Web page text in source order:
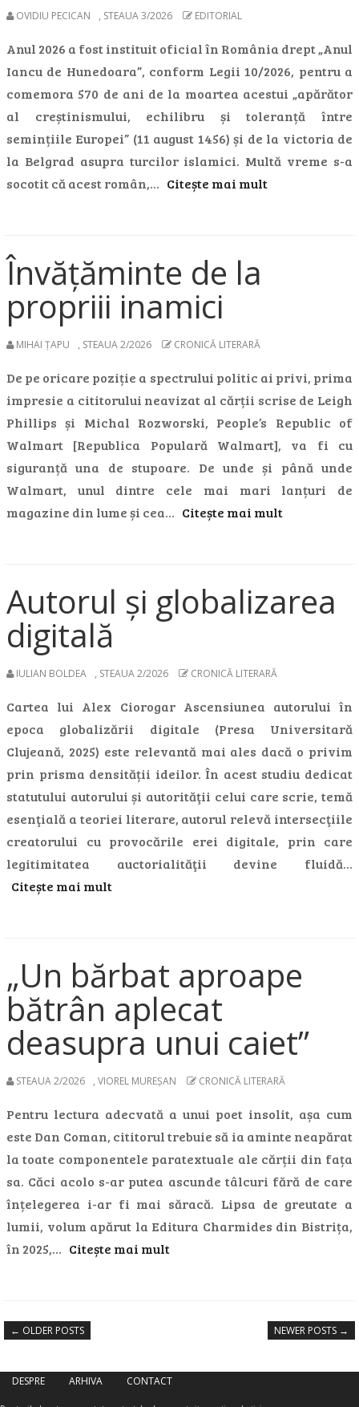
OVIDIU PECICAN , STEAUA 3/2026 EDITORIAL
Anul 2026 a fost instituit oficial în România drept „Anul
Iancu de Hunedoara”, conform Legii 10/2026, pentru a
comemora 570 de ani de la moartea acestui „apărător
al creștinismului, echilibru și toleranță între
semințiile Europei” (11 august 1456) și de la victoria de
la Belgrad asupra turcilor islamici. Multă vreme s-a
socotit că acest român,… Citește mai mult
Învățăminte de la
propriii inamici
MIHAI ȚAPU , STEAUA 2/2026 CRONICĂ LITERARĂ
De pe oricare poziție a spectrului politic ai privi, prima
impresie a cititorului neavizat al cărții scrise de Leigh
Phillips și Michal Rozworski, People’s Republic of
Walmart [Republica Populară Walmart], va fi cu
siguranță una de stupoare. De unde și până unde
Walmart, unul dintre cele mai mari lanțuri de
magazine din lume și cea… Citește mai mult
Autorul și globalizarea
digitală
IULIAN BOLDEA , STEAUA 2/2026 CRONICĂ LITERARĂ
Cartea lui Alex Ciorogar Ascensiunea autorului în
epoca globalizării digitale (Presa Universitară
Clujeană, 2025) este relevantă mai ales dacă o privim
prin prisma densității ideilor. În acest studiu dedicat
statutului autorului și autorităţii celui care scrie, temă
esenţială a teoriei literare, autorul relevă intersecţiile
creatorului cu provocările erei digitale, prin care
legitimitatea auctorialităţii devine fluidă…
Citește mai mult
„Un bărbat aproape
bătrân aplecat
deasupra unui caiet”
STEAUA 2/2026 , VIOREL MUREŞAN CRONICĂ LITERARĂ
Pentru lectura adecvată a unui poet insolit, așa cum
este Dan Coman, cititorul trebuie să ia aminte neapărat
la toate componentele paratextuale ale cărții din fața
sa. Căci acolo s-ar putea ascunde tâlcuri fără de care
înțelegerea i-ar fi mai săracă. Lipsa de greutate a
lumii, volum apărut la Editura Charmides din Bistrița,
în 2025,… Citește mai mult
← OLDER POSTS NEWER POSTS →
DESPRE ARHIVA CONTACT